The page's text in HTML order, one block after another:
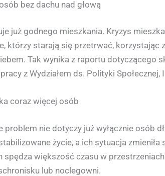
bez dachu nad głową
już godnego mieszkania. Kryzys
którzy starają się przetrwać, korzystając
Tak wynika z raportu dotyczącego
z Wydziałem ds. Polityki
coraz więcej osób
problem nie dotyczy już wyłącznie osób
życie, a ich sytuacja
spędza większość czasu w
lub noclegowni.